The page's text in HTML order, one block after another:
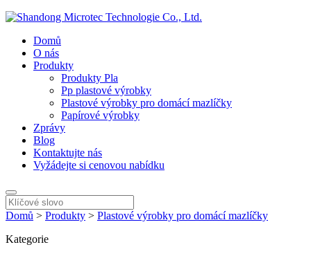
Domů
O nás
Produkty
Produkty Pla
Pp plastové výrobky
Plastové výrobky pro domácí mazlíčky
Papírové výrobky
Zprávy
Blog
Kontaktujte nás
Vyžádejte si cenovou nabídku
Domů > Produkty > Plastové výrobky pro domácí mazlíčky
Kategorie